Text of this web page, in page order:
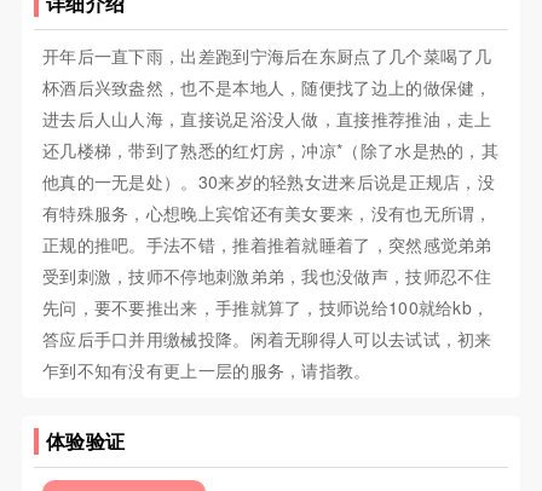
开年后一直下雨，出差跑到宁海后在东厨点了几个菜喝了几
杯酒后兴致盎然，也不是本地人，随便找了边上的做保健，
进去后人山人海，直接说足浴没人做，直接推荐推油，走上
还几楼梯，带到了熟悉的红灯房，冲凉*（除了水是热的，其
他真的一无是处）。30来岁的轻熟女进来后说是正规店，没
有特殊服务，心想晚上宾馆还有美女要来，没有也无所谓，
正规的推吧。手法不错，推着推着就睡着了，突然感觉弟弟
受到刺激，技师不停地刺激弟弟，我也没做声，技师忍不住
先问，要不要推出来，手推就算了，技师说给100就给kb，
答应后手口并用缴械投降。闲着无聊得人可以去试试，初来
乍到不知有没有更上一层的服务，请指教。
体验验证